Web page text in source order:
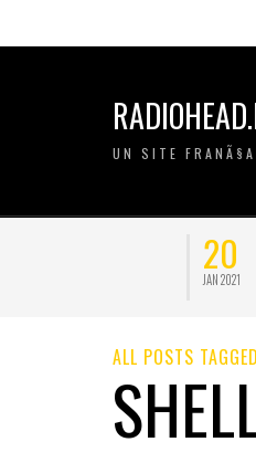
UN SITE
ALL POSTS TAGGED